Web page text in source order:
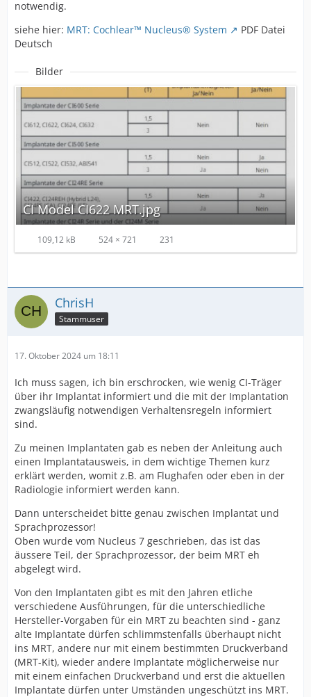
notwendig.
siehe hier: MRT: Cochlear™ Nucleus® System
PDF Datei
Deutsch
Bilder
CI Model CI622 MRT.jpg
109,12 kB 524 × 721 231
ChrisH
Stammuser
17. Oktober 2024 um 18:11
Ich muss sagen, ich bin erschrocken, wie wenig CI-Träger
über ihr Implantat informiert und die mit der Implantation
zwangsläufig notwendigen Verhaltensregeln informiert
sind.
Zu meinen Implantaten gab es neben der Anleitung auch
einen Implantatausweis, in dem wichtige Themen kurz
erklärt werden, womit z.B. am Flughafen oder eben in der
Radiologie informiert werden kann.
Dann unterscheidet bitte genau zwischen Implantat und
Sprachprozessor!
Oben wurde vom Nucleus 7 geschrieben, das ist das
äussere Teil, der Sprachprozessor, der beim MRT eh
abgelegt wird.
Von den Implantaten gibt es mit den Jahren etliche
verschiedene Ausführungen, für die unterschiedliche
Hersteller-Vorgaben für ein MRT zu beachten sind - ganz
alte Implantate dürfen schlimmstenfalls überhaupt nicht
ins MRT, andere nur mit einem bestimmten Druckverband
(MRT-Kit), wieder andere Implantate möglicherweise nur
mit einem einfachen Druckverband und erst die aktuellen
Implantate dürfen unter Umständen ungeschützt ins MRT.